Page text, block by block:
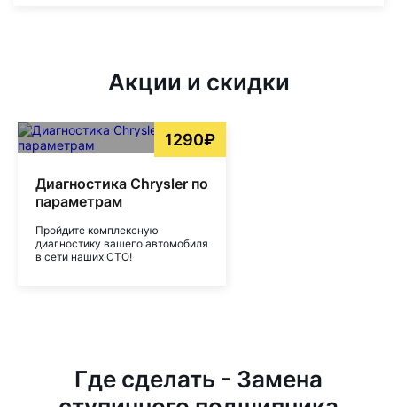
Акции и скидки
1290₽
Диагностика Chrysler по
параметрам
Пройдите комплексную
диагностику вашего автомобиля
в сети наших СТО!
Где сделать - Замена